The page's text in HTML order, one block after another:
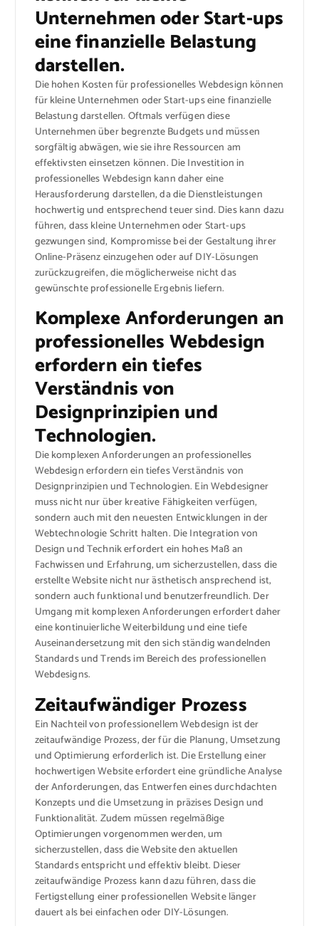
Unternehmen oder Start-ups
eine finanzielle Belastung
darstellen.
Die hohen Kosten für professionelles Webdesign können
für kleine Unternehmen oder Start-ups eine finanzielle
Belastung darstellen. Oftmals verfügen diese
Unternehmen über begrenzte Budgets und müssen
sorgfältig abwägen, wie sie ihre Ressourcen am
effektivsten einsetzen können. Die Investition in
professionelles Webdesign kann daher eine
Herausforderung darstellen, da die Dienstleistungen
hochwertig und entsprechend teuer sind. Dies kann dazu
führen, dass kleine Unternehmen oder Start-ups
gezwungen sind, Kompromisse bei der Gestaltung ihrer
Online-Präsenz einzugehen oder auf DIY-Lösungen
zurückzugreifen, die möglicherweise nicht das
gewünschte professionelle Ergebnis liefern.
Komplexe Anforderungen an
professionelles Webdesign
erfordern ein tiefes
Verständnis von
Designprinzipien und
Technologien.
Die komplexen Anforderungen an professionelles
Webdesign erfordern ein tiefes Verständnis von
Designprinzipien und Technologien. Ein Webdesigner
muss nicht nur über kreative Fähigkeiten verfügen,
sondern auch mit den neuesten Entwicklungen in der
Webtechnologie Schritt halten. Die Integration von
Design und Technik erfordert ein hohes Maß an
Fachwissen und Erfahrung, um sicherzustellen, dass die
erstellte Website nicht nur ästhetisch ansprechend ist,
sondern auch funktional und benutzerfreundlich. Der
Umgang mit komplexen Anforderungen erfordert daher
eine kontinuierliche Weiterbildung und eine tiefe
Auseinandersetzung mit den sich ständig wandelnden
Standards und Trends im Bereich des professionellen
Webdesigns.
Zeitaufwändiger Prozess
Ein Nachteil von professionellem Webdesign ist der
zeitaufwändige Prozess, der für die Planung, Umsetzung
und Optimierung erforderlich ist. Die Erstellung einer
hochwertigen Website erfordert eine gründliche Analyse
der Anforderungen, das Entwerfen eines durchdachten
Konzepts und die Umsetzung in präzises Design und
Funktionalität. Zudem müssen regelmäßige
Optimierungen vorgenommen werden, um
sicherzustellen, dass die Website den aktuellen
Standards entspricht und effektiv bleibt. Dieser
zeitaufwändige Prozess kann dazu führen, dass die
Fertigstellung einer professionellen Website länger
dauert als bei einfachen oder DIY-Lösungen.